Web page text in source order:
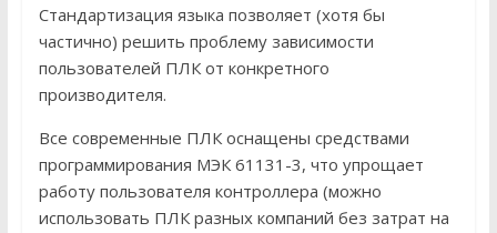
Стандартизация языка позволяет (хотя бы
частично) решить проблему зависимости
пользователей ПЛК от конкретного
производителя.
Все современные ПЛК оснащены средствами
программирования МЭК 61131-3, что упрощает
работу пользователя контроллера (можно
использовать ПЛК разных компаний без затрат на